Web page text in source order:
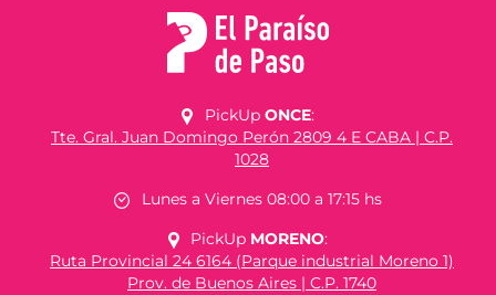
PickUp ONCE:
Tte. Gral. Juan Domingo Perón 2809 4 E CABA | C.P.
1028
Lunes a Viernes 08:00 a 17:15 hs
PickUp MORENO:
Ruta Provincial 24 6164 (Parque industrial Moreno 1)
Prov. de Buenos Aires | C.P. 1740